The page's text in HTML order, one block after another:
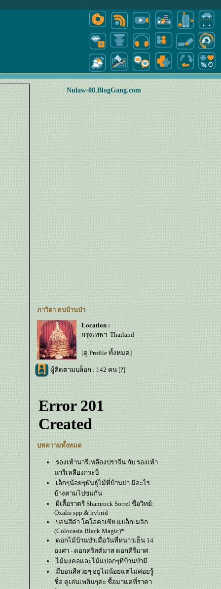
Nulaw-08.BlogGang.com
ภาวิดา คนบ้านป่า
Location :
กรุงเทพฯ Thailand
[ดู Profile ทั้งหมด]
ผู้ติดตามบล็อก : 142 คน [?]
บทความทั้งหมด
รองเท้านารีเหลืองปราจีน กับ รองเท้า
นารีเหลืองกระบี่
เล็กๆน้อยๆพันธุ์ไม้ที่บ้านป่า มีอะไร
บ้างตามไปชมกัน
ผีเสื้อราตรี Shamrock Sorrel ชื่อวิทย์:
Oxalis spp.& hybrid
บอนสีดำ โคโลคาเซีย แบล็กเมจิก
(Colocasia Black Magic)*
ดอกไม้บ้านป่าเมื่อวันที่หนาวเย็น 14
องศา - ดอกคริสต์มาส ดอกคีรีมาศ
ไม้มงคลและไม้แปลกๆที่บ้านป่ามี
มีบอนสีสวยๆ อยู่ไม่น้อยแต่ไม่ค่อยรู้
ชื่อ ดูเล่นเพลินๆค่ะ ซื้อมาแต่ที่ราคา